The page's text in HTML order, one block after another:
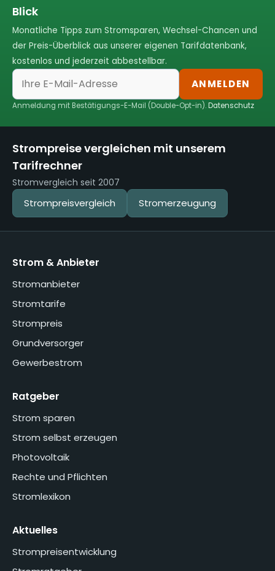
Blick
Monatliche Tipps zum Stromsparen, Wechsel-Chancen und
der Preis-Überblick aus unserer eigenen Tarifdatenbank,
kostenlos und jederzeit abbestellbar.
ANMELDEN
Anmeldung mit Bestätigungs-E-Mail (Double-Opt-in).Datenschutz
Strompreise vergleichen mit unserem
Tarifrechner
Stromvergleich seit 2007
Strompreisvergleich Stromerzeugung
Strom & Anbieter
Stromanbieter
Stromtarife
Strompreis
Grundversorger
Gewerbestrom
Ratgeber
Strom sparen
Strom selbst erzeugen
Photovoltaik
Rechte und Pflichten
Stromlexikon
Aktuelles
Strompreisentwicklung